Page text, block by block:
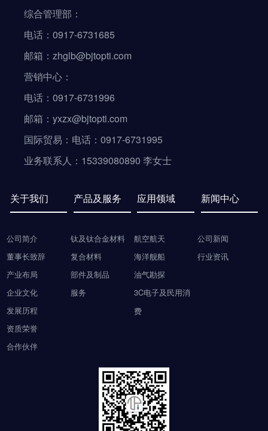
综合管理部：
电话：0917-6731685
邮箱：zhglb@bjtopti.com
营销中心：
电话：0917-6731996
邮箱：yxzx@bjtopti.com
国际贸易：电话：0917-6731995
业务联系人：15339080890 李女士
关于我们
公司简介
董事长致辞
产业布局
企业文化
发展历程
资质荣誉
合作伙伴
产品及服务
钛及钛合金材料
复合材料
部件及制品
服务
应用领域
航空航天
海洋舰船
油气勘探
3C电子及民用消
费
新闻中心
公司新闻
行业资讯